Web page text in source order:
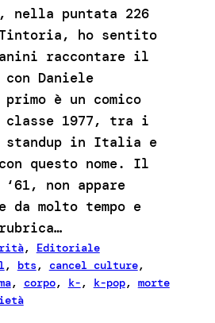
nella puntata 226
ho sentito
raccontare il
Daniele
è un comico
classe 1977, tra i
standup in Italia e
questo nome. Il
non appare
da molto tempo e
, Editoriale
, bts, cancel culture
, corpo, k-, k-pop, morte